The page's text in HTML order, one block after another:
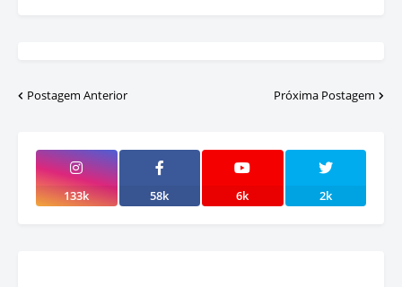
Postagem Anterior Próxima Postagem
133k 58k 6k 2k